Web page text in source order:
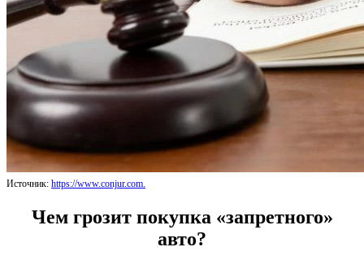
Источник: https://www.conjur.com.
Чем грозит покупка «запретного»
авто?